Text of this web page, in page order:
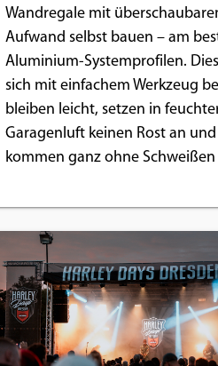
Wandregale mit
Aufwand selbst bauen – am
Aluminium-Systemprofilen.
sich mit einfachem Werkzeug
bleiben leicht, setzen in
Garagenluft keinen Rost an und
kommen ganz ohne Schweißen